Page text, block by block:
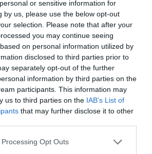
or sensitive information for
by us, please use the below opt-out
selection. Please note that after your
you may continue seeing
on personal information utilized by
disclosed to third parties prior to
separately opt-out of the further
information by third parties on the
participants. This information may
us to third parties on the IAB’s List of
that may further disclose it to other
website/app uses one or more Google
Opt Outs
meg a csillagközi
mint a csillagok.